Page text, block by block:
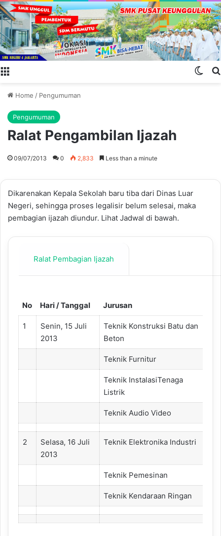
Home / Pengumuman
Pengumuman
Ralat Pengambilan Ijazah
09/07/2013 0 2,833 Less than a minute
Dikarenakan Kepala Sekolah baru tiba dari Dinas Luar
Negeri, sehingga proses legalisir belum selesai, maka
pembagian ijazah diundur. Lihat Jadwal di bawah.
Ralat Pembagian Ijazah
No Hari / Tanggal Jurusan
1
Senin, 15 Juli
2013
Teknik Konstruksi Batu dan
Beton
Teknik Furnitur
Teknik InstalasiTenaga
Listrik
Teknik Audio Video
2
Selasa, 16 Juli
2013
Teknik Elektronika Industri
Teknik Pemesinan
Teknik Kendaraan Ringan